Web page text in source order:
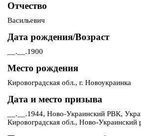
Отчество
Васильевич
Дата рождения/Возраст
__.__.1900
Место рождения
Кировоградская обл., г. Новоукраинка
Дата и место призыва
__.__.1944, Ново-Украинский РВК,
Кировоградская обл., Ново-Украинский